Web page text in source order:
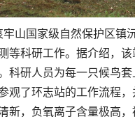
山国家级自然保护区镇
等科研工作。据介绍，
科研人员为每一只候鸟
观了环志站的工作流程
新，负氧离子含量极高，